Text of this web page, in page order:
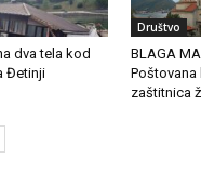
dva tela kod
Đetinji
Društvo
BLAGA
Poštovana
zaštitnica